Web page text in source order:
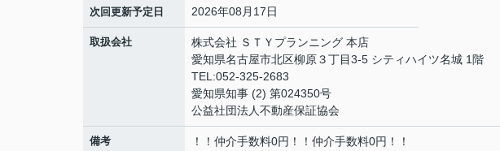
次回更新予定日 2026年08月17日
取扱会社
株式会社 ＳＴＹプランニング 本店
愛知県名古屋市北区柳原３丁目3-5 シティハイツ名城 1階
TEL:052-325-2683
愛知県知事 (2) 第024350号
公益社団法人不動産保証協会
備考
！！仲介手数料0円！！仲介手数料0円！！